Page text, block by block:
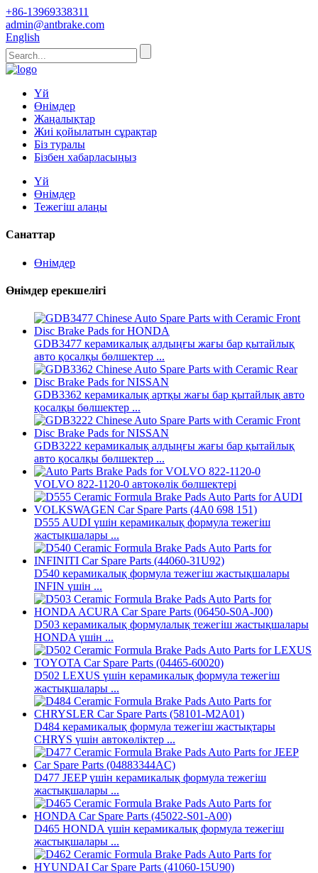
+86-13969338311
admin@antbrake.com
English
Үй
Өнімдер
Жаңалықтар
Жиі қойылатын сұрақтар
Біз туралы
Бізбен хабарласыңыз
Үй
Өнімдер
Тежегіш алаңы
Санаттар
Өнімдер
Өнімдер ерекшелігі
GDB3477 керамикалық алдыңғы жағы бар қытайлық
авто қосалқы бөлшектер ...
GDB3362 керамикалық артқы жағы бар қытайлық авто
қосалқы бөлшектер ...
GDB3222 керамикалық алдыңғы жағы бар қытайлық
авто қосалқы бөлшектер ...
VOLVO 822-1120-0 автокөлік бөлшектері
D555 AUDI үшін керамикалық формула тежегіш
жастықшалары ...
D540 керамикалық формула тежегіш жастықшалары
INFIN үшін ...
D503 керамикалық формулалық тежегіш жастықшалары
HONDA үшін ...
D502 LEXUS үшін керамикалық формула тежегіш
жастықшалары ...
D484 керамикалық формула тежегіш жастықтары
CHRYS үшін автокөліктер ...
D477 JEEP үшін керамикалық формула тежегіш
жастықшалары ...
D465 HONDA үшін керамикалық формула тежегіш
жастықшалары ...